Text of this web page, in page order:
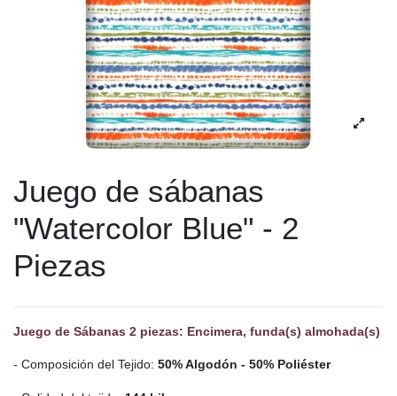
Juego de sábanas
"Watercolor Blue" - 2
Piezas
Juego de Sábanas 2 piezas: Encimera, funda(s) almohada(s)
- Composición del Tejido: 50% Algodón - 50% Poliéster